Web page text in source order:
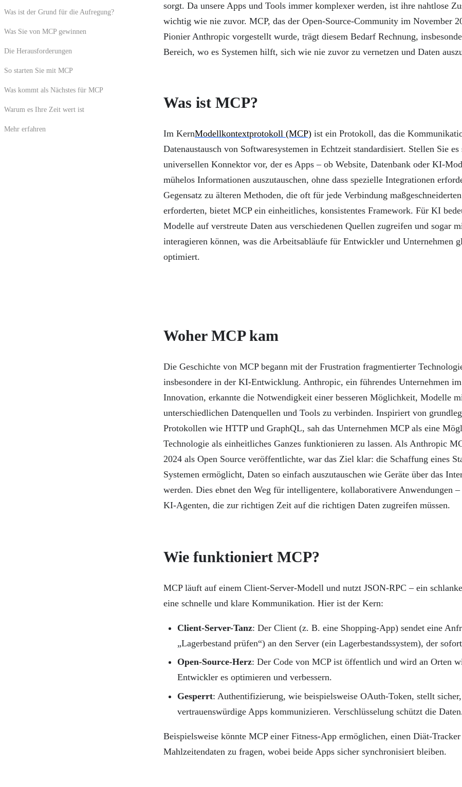
Was ist der Grund für die Aufregung?
Was Sie von MCP gewinnen
Die Herausforderungen
So starten Sie mit MCP
Was kommt als Nächstes für MCP
Warum es Ihre Zeit wert ist
Mehr erfahren
sorgt. Da unsere Apps und Tools immer komplexer werden, ist ihre nahtlose
wichtig wie nie zuvor. MCP, das der Open-Source-Community im November
Pionier Anthropic vorgestellt wurde, trägt diesem Bedarf Rechnung,
Bereich, wo es Systemen hilft, sich wie nie zuvor zu vernetzen und Daten
Was ist MCP?
Im KernModellkontextprotokoll (MCP) ist ein Protokoll, das die
Datenaustausch von Softwaresystemen in Echtzeit standardisiert. Stellen Sie es
universellen Konnektor vor, der es Apps – ob Website, Datenbank oder KI-
mühelos Informationen auszutauschen, ohne dass spezielle Integrationen
Gegensatz zu älteren Methoden, die oft für jede Verbindung
erforderten, bietet MCP ein einheitliches, konsistentes Framework. Für KI
Modelle auf verstreute Daten aus verschiedenen Quellen zugreifen und sogar
interagieren können, was die Arbeitsabläufe für Entwickler und Unternehmen
optimiert.
Woher MCP kam
Die Geschichte von MCP begann mit der Frustration fragmentierter
insbesondere in der KI-Entwicklung. Anthropic, ein führendes Unternehmen
Innovation, erkannte die Notwendigkeit einer besseren Möglichkeit, Modelle
unterschiedlichen Datenquellen und Tools zu verbinden. Inspiriert von
Protokollen wie HTTP und GraphQL, sah das Unternehmen MCP als eine
Technologie als einheitliches Ganzes funktionieren zu lassen. Als Anthropic
2024 als Open Source veröffentlichte, war das Ziel klar: die Schaffung eines
Systemen ermöglicht, Daten so einfach auszutauschen wie Geräte über das
werden. Dies ebnet den Weg für intelligentere, kollaborativere Anwendungen –
KI-Agenten, die zur richtigen Zeit auf die richtigen Daten zugreifen müssen.
Wie funktioniert MCP?
MCP läuft auf einem Client-Server-Modell und nutzt JSON-RPC – ein
eine schnelle und klare Kommunikation. Hier ist der Kern:
Client-Server-Tanz: Der Client (z. B. eine Shopping-App) sendet eine
„Lagerbestand prüfen“) an den Server (ein Lagerbestandssystem), der
Open-Source-Herz: Der Code von MCP ist öffentlich und wird an Orten
Entwickler es optimieren und verbessern.
Gesperrt: Authentifizierung, wie beispielsweise OAuth-Token, stellt
vertrauenswürdige Apps kommunizieren. Verschlüsselung schützt die
Beispielsweise könnte MCP einer Fitness-App ermöglichen, einen Diät-Tracker
Mahlzeitendaten zu fragen, wobei beide Apps sicher synchronisiert bleiben.